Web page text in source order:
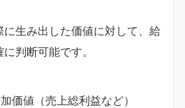
生み出した価値に対して、給
判断可能です。
価値（売上総利益など）